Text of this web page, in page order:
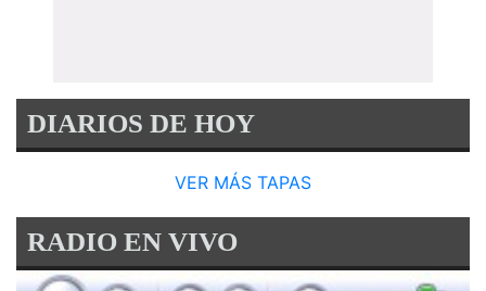
DIARIOS DE HOY
VER MÁS TAPAS
RADIO EN VIVO